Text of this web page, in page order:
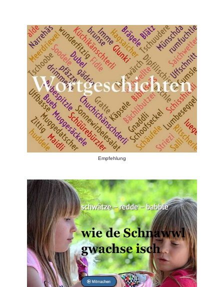
Empfehlung